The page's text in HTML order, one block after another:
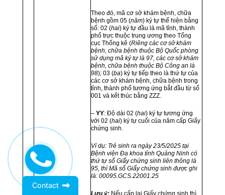
Theo đó, mã cơ sở khám bệnh, chữa
bệnh gồm 05 (năm) ký tự thể hiện bằng
số: 02 (hai) ký tự đầu là mã tỉnh, thành
phố trực thuộc trung ương theo Tổng
cục Thống kê (Riêng các cơ sở khám
bệnh, chữa bệnh thuộc Bộ Quốc phòng
sử dụng mã ký tự là 97, các cơ sở khám
bệnh, chữa bệnh thuộc Bộ Công an là
98); 03 (ba) ký tự tiếp theo là thứ tự của
các cơ sở khám bệnh, chữa bệnh trong
tỉnh, thành phố tương ứng bắt đầu từ số
001 và kết thúc bằng ZZZ.
– YY: Độ dài 02 (hai) ký tự tương ứng
với 02 (hai) ký tự cuối của năm cấp Giấy
chứng sinh.
Ví dụ: Trẻ sinh ra ngày 23/5/2025 tại
Bệnh viện Đa khoa tỉnh Quảng Ninh có
thứ tự số Giấy chứng sinh liên thông là
95, thì Mã số Giấy chứng sinh được ghi
là: 00095.GCS.22001.25
Lưu ý: Nếu cấp lại Giấy chứng sinh thì
Contact